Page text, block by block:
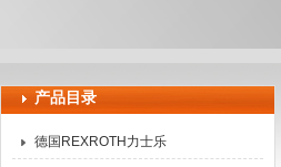
产品目录
德国REXROTH力士乐